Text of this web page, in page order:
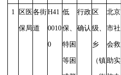
1 区医
保局
各街
道
H41
0010
0
低
保、
特困
等困
行政
确认
区
级、
乡
（镇
北京
市社
会救
助实